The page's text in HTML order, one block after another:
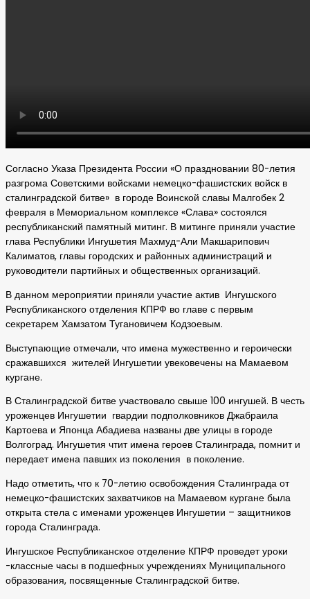
Согласно Указа Президента России «О праздновании 80-летия
разгрома Советскими войсками немецко-фашистских войск в
сталинградской битве» в городе Воинской славы Малгобек 2
февраля в Мемориальном комплексе «Слава» состоялся
республиканский памятный митинг. В митинге приняли участие
глава Республики Ингушетия Махмуд-Али Макшарипович
Калиматов, главы городских и районных администраций и
руководители партийных и общественных организаций.
В данном мероприятии приняли участие актив Ингушского
Республиканского отделения КПРФ во главе с первым
секретарем Хамзатом Тугановичем Кодзоевым.
Выступающие отмечали, что имена мужественно и героически
сражавшихся жителей Ингушетии увековечены на Мамаевом
кургане.
В Сталинградской битве участвовало свыше 100 ингушей. В честь
уроженцев Ингушетии гвардии подполковников Джабраила
Картоева и Японца Абадиева названы две улицы в городе
Волгоград. Ингушетия чтит имена героев Сталинграда, помнит и
передает имена павших из поколения в поколение.
Надо отметить, что к 70-летию освобождения Сталинграда от
немецко-фашистских захватчиков на Мамаевом кургане была
открыта стела с именами уроженцев Ингушетии – защитников
города Сталинграда.
Ингушское Республиканское отделение КПРФ проведет уроки
-классные часы в подшефных учреждениях Муниципального
образования, посвященные Сталинградской битве.